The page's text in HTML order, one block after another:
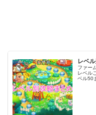
レベ
ファー
レベル
ベル50